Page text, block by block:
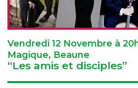
Vendredi 12 Novembre à
Magique, Beaune
“Les amis et disciples”